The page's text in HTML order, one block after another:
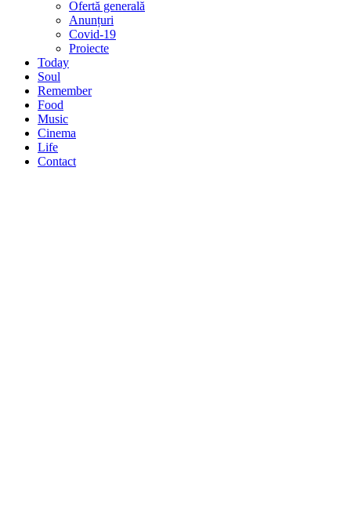
Ofertă generală
Anunțuri
Covid-19
Proiecte
Today
Soul
Remember
Food
Music
Cinema
Life
Contact